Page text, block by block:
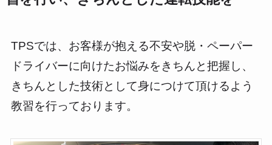
TPSでは、お客様が抱える不安や脱・ペーパー
ドライバーに向けたお悩みをきちんと把握し、
きちんとした技術として身につけて頂けるよう
教習を行っております。